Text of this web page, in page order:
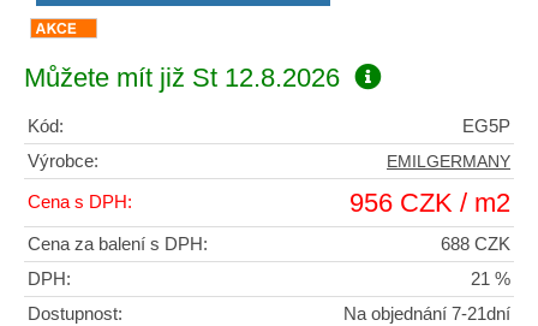
Můžete mít již St 12.8.2026
Kód:
EG5P
Výrobce:
EMILGERMANY
Cena s DPH: 956 CZK / m2
Cena za balení s DPH:
688 CZK
DPH:
21 %
Dostupnost:
Na objednání 7-21dní